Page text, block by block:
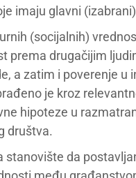
imaju glavni
(socijalnih)
prema drugačijim
a zatim i poverenje
je kroz
hipoteze u
društva.
stanovište da